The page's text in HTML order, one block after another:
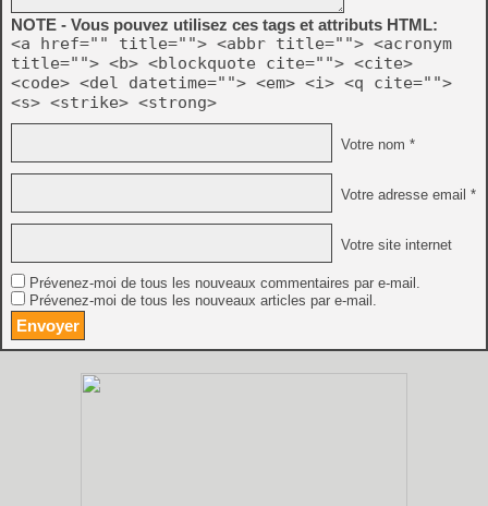
NOTE - Vous pouvez utilisez ces tags et attributs HTML:
<a href="" title=""> <abbr title=""> <acronym
title=""> <b> <blockquote cite=""> <cite>
<code> <del datetime=""> <em> <i> <q cite="">
<s> <strike> <strong>
Votre nom *
Votre adresse email *
Votre site internet
Prévenez-moi de tous les nouveaux commentaires par e-mail.
Prévenez-moi de tous les nouveaux articles par e-mail.